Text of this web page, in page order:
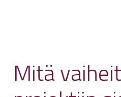
Mitä